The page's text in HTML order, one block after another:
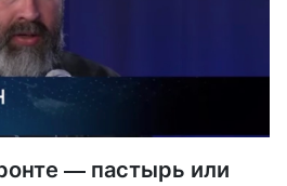
— пастырь или